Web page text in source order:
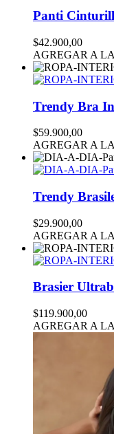
Panti
$42.900,00
AGREGAR A
Trendy Bra
$59.900,00
AGREGAR A
Trendy
$29.900,00
AGREGAR A
Brasier
$119.900,00
AGREGAR A